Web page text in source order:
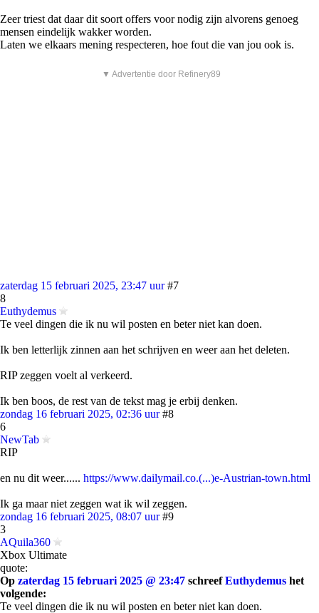
Zeer triest dat daar dit soort offers voor nodig zijn alvorens genoeg
mensen eindelijk wakker worden.
Laten we elkaars mening respecteren, hoe fout die van jou ook is.
▼ Advertentie door Refinery89
zaterdag 15 februari 2025, 23:47 uur #7
8
Euthydemus
Te veel dingen die ik nu wil posten en beter niet kan doen.
Ik ben letterlijk zinnen aan het schrijven en weer aan het deleten.
RIP zeggen voelt al verkeerd.
Ik ben boos, de rest van de tekst mag je erbij denken.
zondag 16 februari 2025, 02:36 uur #8
6
NewTab
RIP
en nu dit weer...... https://www.dailymail.co.(...)e-Austrian-town.html
Ik ga maar niet zeggen wat ik wil zeggen.
zondag 16 februari 2025, 08:07 uur #9
3
AQuila360
Xbox Ultimate
quote:
Op zaterdag 15 februari 2025 @ 23:47 schreefEuthydemus het
volgende:
Te veel dingen die ik nu wil posten en beter niet kan doen.